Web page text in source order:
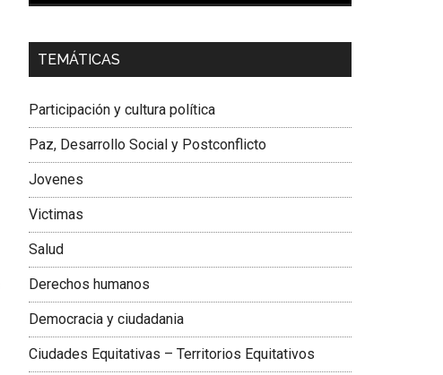
Dra. Carolina Corcho Mejía,
Latinoamericana Sur, Vicepresidenta Federación
TEMÁTICAS
Participación y cultura política
Paz, Desarrollo Social y Postconflicto
Jovenes
Victimas
Salud
Derechos humanos
Democracia y ciudadania
Ciudades Equitativas – Territorios Equitativos